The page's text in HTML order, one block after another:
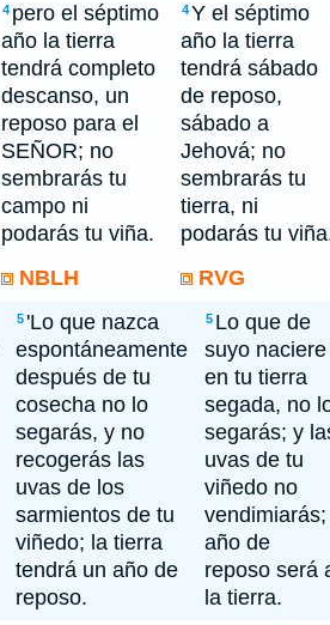
4 pero el séptimo
año la tierra
tendrá completo
descanso, un
reposo para el
SEÑOR; no
sembrarás tu
campo ni
podarás tu viña.
4Y el séptimo
año la tierra
tendrá sábado
de reposo,
sábado a
Jehová; no
sembrarás tu
tierra, ni
podarás tu
NBLH RVG
5 'Lo que nazca
espontáneamente
después de tu
cosecha no lo
segarás, y no
recogerás las
uvas de los
sarmientos de tu
viñedo; la tierra
tendrá un año de
reposo.
5 Lo que de
suyo naciere
en tu tierra
segada, no
segarás; y
uvas de tu
viñedo no
vendimiarás;
año de
reposo será
la tierra.